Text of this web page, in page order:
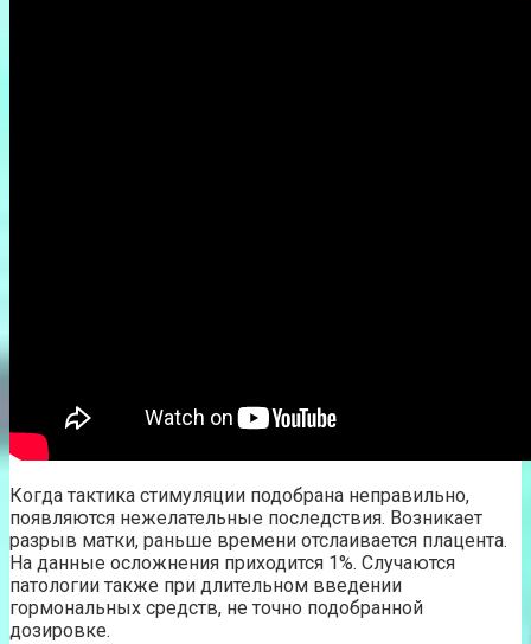
Когда тактика стимуляции подобрана неправильно,
появляются нежелательные последствия. Возникает
разрыв матки, раньше времени отслаивается плацента.
На данные осложнения приходится 1%. Случаются
патологии также при длительном введении
гормональных средств, не точно подобранной
дозировке.